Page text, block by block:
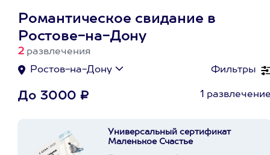
Романтическое свидание в
Ростове-на-Дону
2 развлечения
Фильтры
Ростов-на-Дону
До 3000 ₽ 1
Универсальный сертификат
Маленькое Счастье